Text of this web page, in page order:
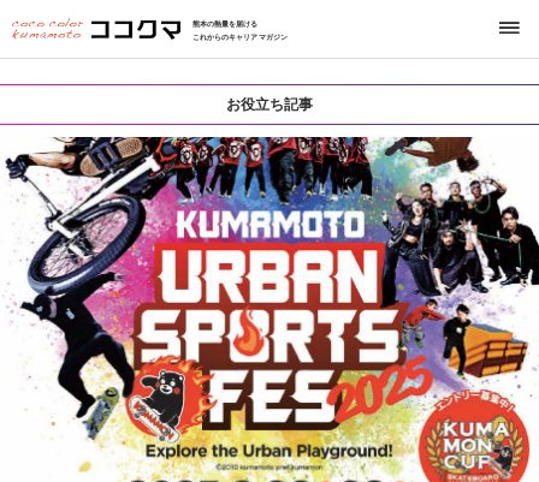
熊本の熱量を届ける
これからのキャリアマガジン
お役立ち記事